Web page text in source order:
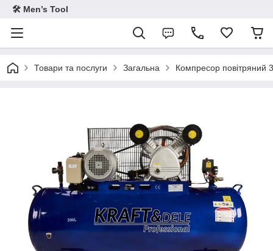
🛠 Men’s Tool
Товари та послуги Загальна Компресор повітряний